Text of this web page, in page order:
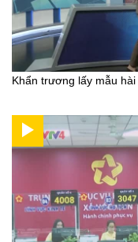
Khẩn trương lấy mẫu